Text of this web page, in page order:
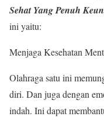
Sehat Yang Penuh
ini yaitu:
Menjaga Kesehatan
Olahraga satu ini
diri. Dan juga dengan
indah. Ini dapat